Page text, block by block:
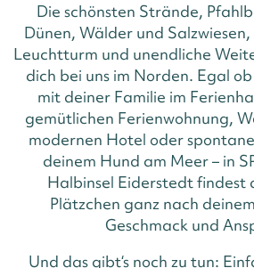
Die schönsten Strände,
Dünen, Wälder und
Leuchtturm und unendliche
dich bei uns im Norden. Egal
mit deiner Familie im
gemütlichen Ferienwohnung,
modernen Hotel oder
deinem Hund am Meer – in
Halbinsel Eiderstedt findest
Plätzchen ganz nach
Geschmack und
Und das gibt‘s noch zu tun: